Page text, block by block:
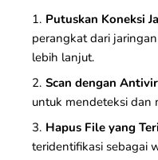
Putuskan Koneksi
perangkat dari
lebih lanjut.
Scan dengan
untuk mendeteksi dan
Hapus File yang
teridentifikasi sebagai